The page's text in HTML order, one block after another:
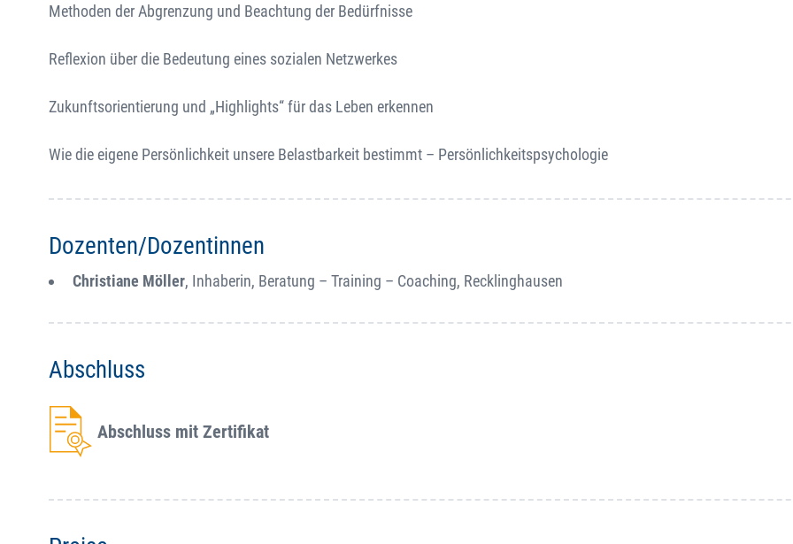
Methoden der Abgrenzung und Beachtung der Bedürfnisse
Reflexion über die Bedeutung eines sozialen Netzwerkes
Zukunftsorientierung und „Highlights“ für das Leben erkennen
Wie die eigene Persönlichkeit unsere Belastbarkeit bestimmt – Persönlichkeitspsychologie
Dozenten/Dozentinnen
Christiane Möller, Inhaberin, Beratung – Training – Coaching, Recklinghausen
Abschluss
Abschluss mit Zertifikat